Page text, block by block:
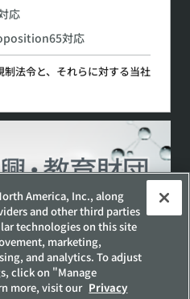
応
対応
法令と、それらに対する当社
ディアポリシー
ついて
America, Inc., along
and other third parties
technologies on this site
marketing,
and analytics. To adjust
click on "Manage
more, visit our Privacy